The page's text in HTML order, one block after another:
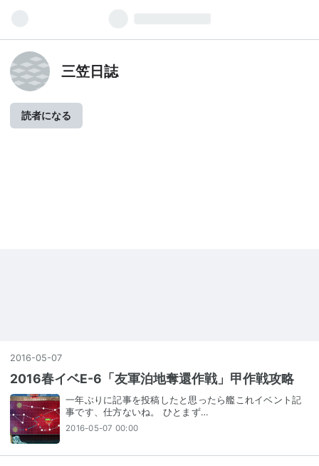
三笠日誌
読者になる
2016-05-07
2016春イベE-6「友軍泊地奪還作戦」甲作戦攻略
一年ぶりに記事を投稿したと思ったら艦これイベント記
事です、仕方ないね。 ひとまず…
2016-05-07 00:00